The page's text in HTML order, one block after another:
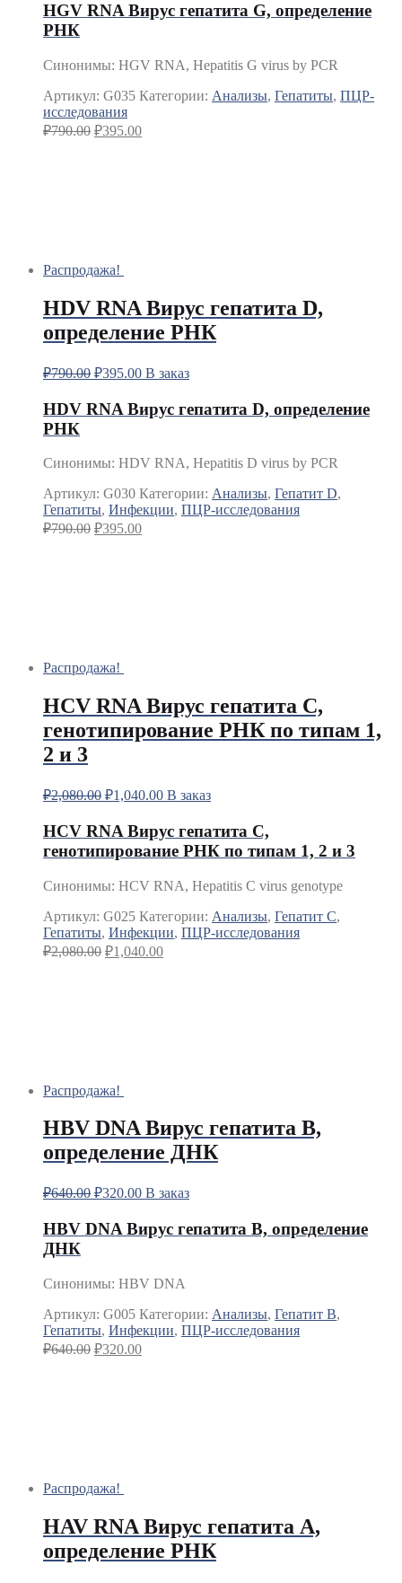
HGV RNA Вирус гепатита G, определение
РНК
Синонимы: HGV RNA, Hepatitis G virus by PCR
Артикул: G035 Категории: Анализы, Гепатиты, ПЦР-
исследования
₽790.00 ₽395.00
Распродажа!
HDV RNA Вирус гепатита D,
определение РНК
₽790.00 ₽395.00 В заказ
HDV RNA Вирус гепатита D, определение
РНК
Синонимы: HDV RNA, Hepatitis D virus by PCR
Артикул: G030 Категории: Анализы, Гепатит D,
Гепатиты, Инфекции, ПЦР-исследования
₽790.00 ₽395.00
Распродажа!
HCV RNA Вирус гепатита С,
генотипирование РНК по типам 1,
2 и 3
₽2,080.00 ₽1,040.00 В заказ
HCV RNA Вирус гепатита С,
генотипирование РНК по типам 1, 2 и 3
Синонимы: HCV RNA, Hepatitis C virus genotype
Артикул: G025 Категории: Анализы, Гепатит C,
Гепатиты, Инфекции, ПЦР-исследования
₽2,080.00 ₽1,040.00
Распродажа!
HBV DNA Вирус гепатита В,
определение ДНК
₽640.00 ₽320.00 В заказ
HBV DNA Вирус гепатита В, определение
ДНК
Синонимы: HBV DNA
Артикул: G005 Категории: Анализы, Гепатит B,
Гепатиты, Инфекции, ПЦР-исследования
₽640.00 ₽320.00
Распродажа!
HAV RNA Вирус гепатита А,
определение РНК